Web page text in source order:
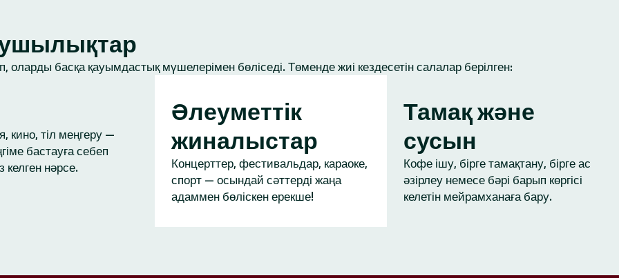
басқа қауымдастық мүшелерімен бөліседі. Төменде жиі кездесетін салалар берілген:
кино, тіл меңгеру —
бастауға себеп
келген нәрсе.
Әлеуметтік
жиналыстар
Концерттер, фестивальдар, караоке,
спорт — осындай сәттерді жаңа
адаммен бөліскен ерекше!
Тамақ және
сусын
Кофе ішу, бірге тамақтану, бірге ас
әзірлеу немесе бәрі барып көргісі
келетін мейрамханаға бару.